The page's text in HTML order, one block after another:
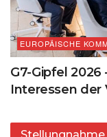
EUROPÄISCHE
G7-Gipfel 2026
Interessen der